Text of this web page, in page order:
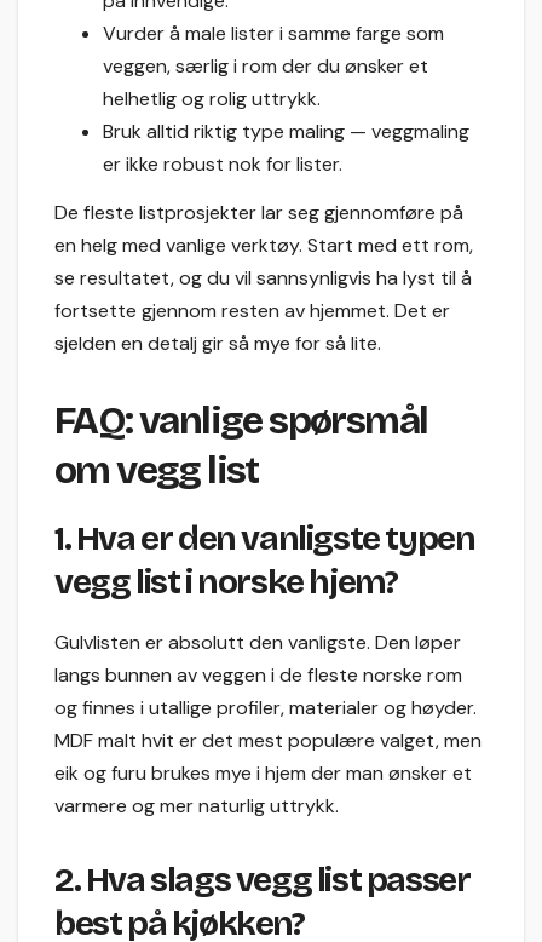
Vurder å male lister i samme farge som
veggen, særlig i rom der du ønsker et
helhetlig og rolig uttrykk.
Bruk alltid riktig type maling — veggmaling
er ikke robust nok for lister.
De fleste listprosjekter lar seg gjennomføre på
en helg med vanlige verktøy. Start med ett rom,
se resultatet, og du vil sannsynligvis ha lyst til å
fortsette gjennom resten av hjemmet. Det er
sjelden en detalj gir så mye for så lite.
FAQ: vanlige spørsmål
om vegg list
1. Hva er den vanligste typen
vegg list i norske hjem?
Gulvlisten er absolutt den vanligste. Den løper
langs bunnen av veggen i de fleste norske rom
og finnes i utallige profiler, materialer og høyder.
MDF malt hvit er det mest populære valget, men
eik og furu brukes mye i hjem der man ønsker et
varmere og mer naturlig uttrykk.
2. Hva slags vegg list passer
best på kjøkken?